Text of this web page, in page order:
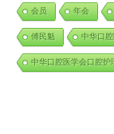
会员 年会
傅民魁 中华口
中华口腔医学会口腔护